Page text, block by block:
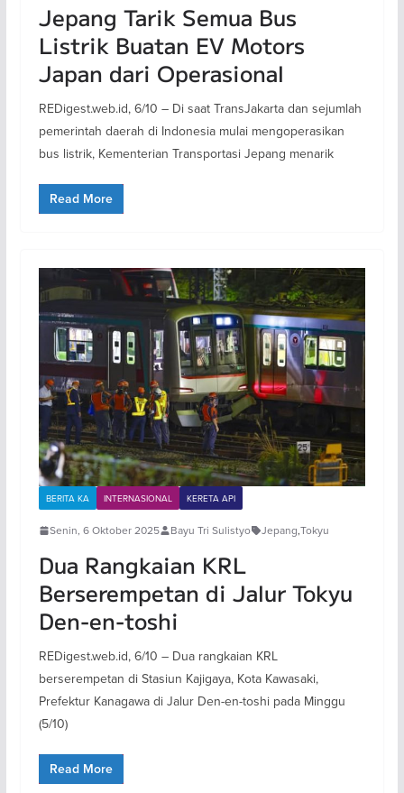
Jepang Tarik Semua Bus
Listrik Buatan EV Motors
Japan dari Operasional
REDigest.web.id, 6/10 – Di saat TransJakarta dan sejumlah
pemerintah daerah di Indonesia mulai mengoperasikan
bus listrik, Kementerian Transportasi Jepang menarik
Read More
BERITA KA INTERNASIONAL KERETA API
Senin, 6 Oktober 2025 Bayu Tri Sulistyo Jepang,Tokyu
Dua Rangkaian KRL
Berserempetan di Jalur Tokyu
Den-en-toshi
REDigest.web.id, 6/10 – Dua rangkaian KRL
berserempetan di Stasiun Kajigaya, Kota Kawasaki,
Prefektur Kanagawa di Jalur Den-en-toshi pada Minggu
(5/10)
Read More